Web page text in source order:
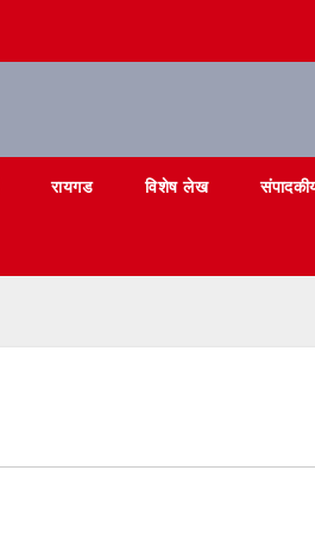
रायगड विशेष लेख